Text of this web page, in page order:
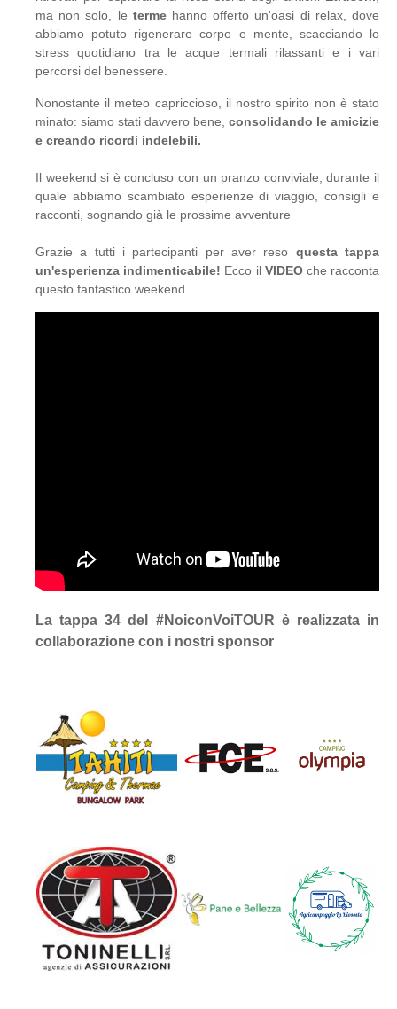
ma non solo, le termehanno offerto un'oasi di relax, dove
abbiamo potuto rigenerare corpo e mente, scacciando lo
stress quotidiano tra le acque termali rilassanti e i vari
percorsi del benessere.
Nonostante il meteo capriccioso, il nostro spirito non è stato
minato: siamo stati davvero bene, consolidando le amicizie
e creando ricordi indelebili.
Il weekend si è concluso con un pranzo conviviale, durante il
quale abbiamo scambiato esperienze di viaggio, consigli e
racconti, sognando già le prossime avventure
Grazie a tutti i partecipanti per aver reso questa tappa
un'esperienza indimenticabile! Ecco il VIDEOche racconta
questo fantastico weekend
La tappa 34 del #NoiconVoiTOUR è realizzata in
collaborazione con i nostri sponsor